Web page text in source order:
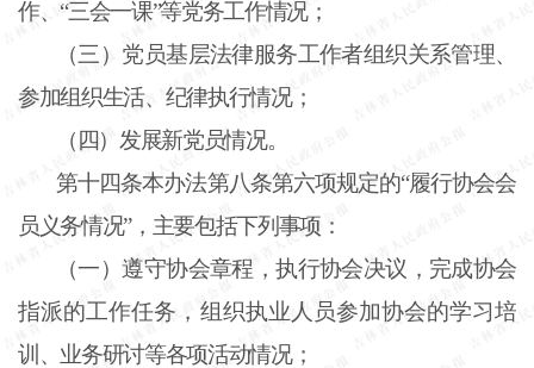
作、“三会一课”等党务工作情况；
（三）党员基层法律服务工作者组织关系管理、
参加组织生活、纪律执行情况；
（四）发展新党员情况。
第十四条本办法第八条第六项规定的“履行协会会
员义务情况”，主要包括下列事项：
（一）遵守协会章程，执行协会决议，完成协会
指派的工作任务，组织执业人员参加协会的学习培
训、业务研讨等各项活动情况；